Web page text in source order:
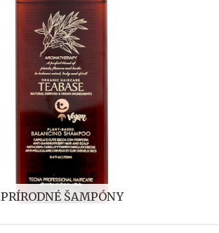
PRÍRODNÉ ŠAMPÓNY